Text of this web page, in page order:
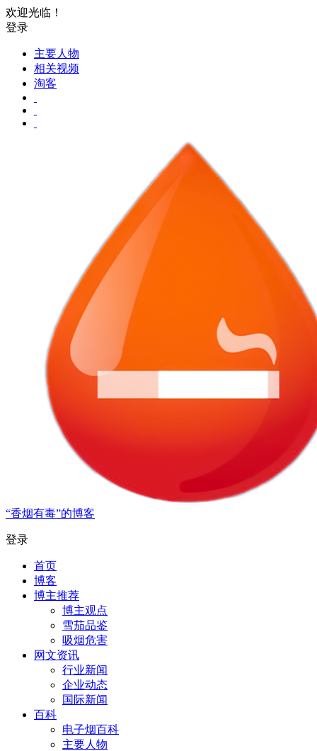
欢迎光临！
登录
主要人物
相关视频
淘客
“香烟有毒”的博客
登录
首页
博客
博主推荐
博主观点
雪茄品鉴
吸烟危害
网文资讯
行业新闻
企业动态
国际新闻
百科
电子烟百科
主要人物